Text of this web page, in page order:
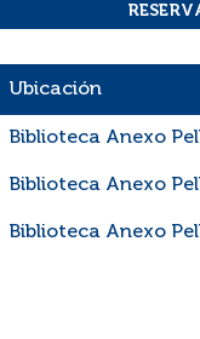
Ubicación
Biblioteca Anexo
Biblioteca Anexo
Biblioteca Anexo